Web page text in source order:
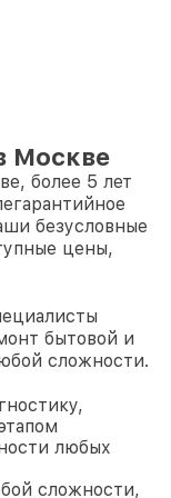
Москве
более 5 лет
безусловные
цены,
бытовой и
сложности.
любых
сложности,